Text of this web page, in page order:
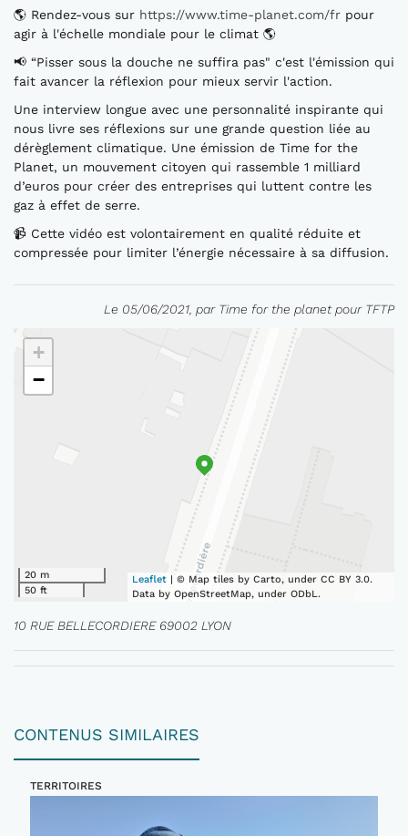
🌎 Rendez-vous sur https://www.time-planet.com/fr pour
agir à l'échelle mondiale pour le climat 🌎
📢 “Pisser sous la douche ne suffira pas" c'est l'émission qui
fait avancer la réflexion pour mieux servir l'action.
Une interview longue avec une personnalité inspirante qui
nous livre ses réflexions sur une grande question liée au
dérèglement climatique. Une émission de Time for the
Planet, un mouvement citoyen qui rassemble 1 milliard
d’euros pour créer des entreprises qui luttent contre les
gaz à effet de serre.
📹 Cette vidéo est volontairement en qualité réduite et
compressée pour limiter l’énergie nécessaire à sa diffusion.
Le 05/06/2021, par Time for the planet pour TFTP
+
−
20 m
50 ft
Leaflet | © Map tiles by Carto, under CC BY 3.0.
Data by OpenStreetMap, under ODbL.
10 RUE BELLECORDIERE 69002 LYON
CONTENUS SIMILAIRES
TERRITOIRES